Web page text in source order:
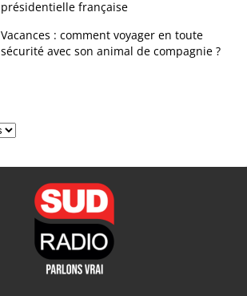
présidentielle française
Vacances : comment voyager en toute
sécurité avec son animal de compagnie ?